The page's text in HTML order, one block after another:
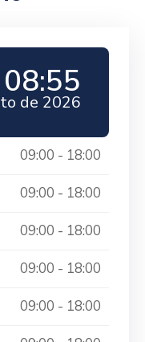
08:55
de 2026
09:00 - 18:00
09:00 - 18:00
09:00 - 18:00
09:00 - 18:00
09:00 - 18:00